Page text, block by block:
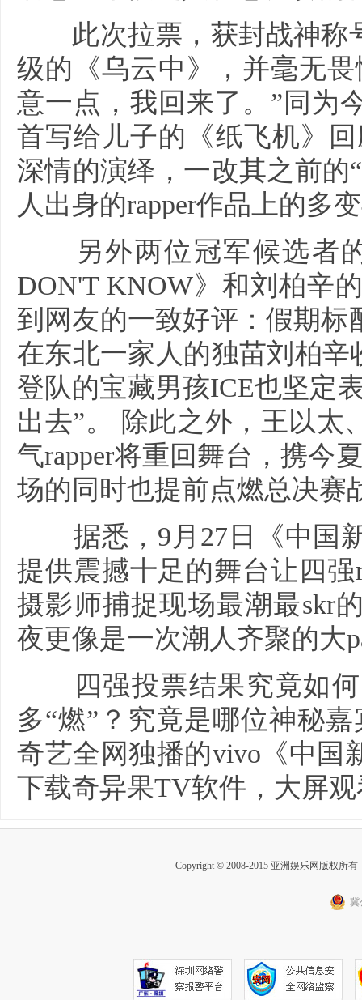
此次拉票，获封战神称
级的《乌云中》，并毫无
意一点，我回来了。”同为
首写给儿子的《纸飞机》
深情的演绎，一改其之前的
人出身的rapper作品上的多
另外两位冠军候选者的
DON'T KNOW》和刘柏辛
到网友的一致好评：假期
在东北一家人的独苗刘柏辛
登队的宝藏男孩ICE也坚定
出去”。 除此之外，王以太
气rapper将重回舞台，携今
场的同时也提前点燃总决赛
据悉，9月27日《中国新
提供震撼十足的舞台让四
摄影师捕捉现场最潮最skr
夜更像是一次潮人齐聚的大
四强投票结果究竟如何
多“燃”？究竟是哪位神秘
奇艺全网独播的vivo《中国
下载奇异果TV软件，大屏
Copyright © 2008-2015 亚洲娱乐网版权所
冀